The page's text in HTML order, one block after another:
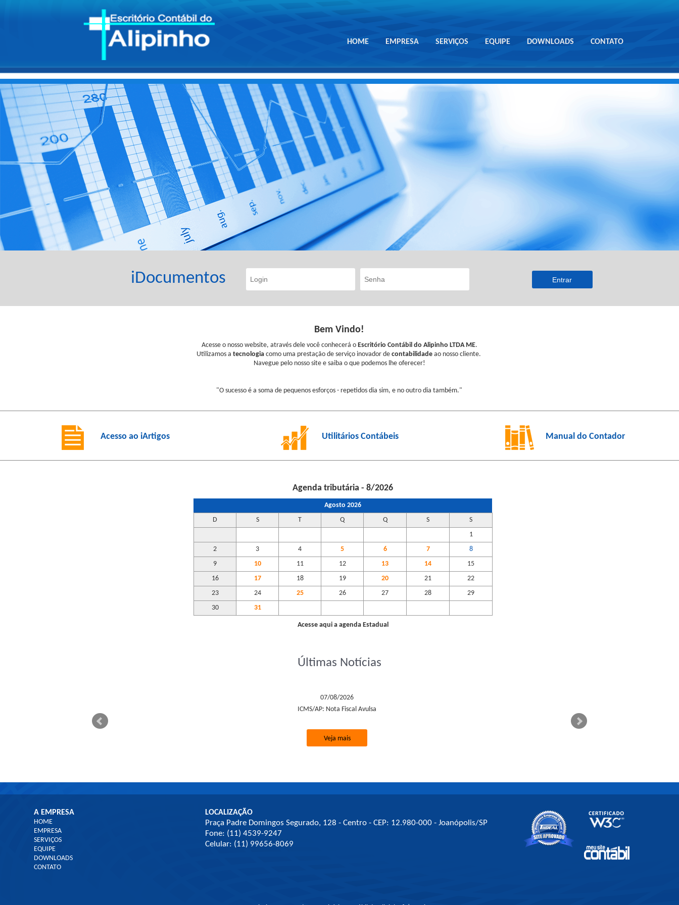
HOME EMPRESA SERVIÇOS EQUIPE DOWNLOADS CONTATO
iDocumentos Entrar
Bem Vindo!
Acesse o nosso website, através dele você conhecerá o Escritório Contábil do Alipinho LTDA ME.
Utilizamos a tecnologiacomo uma prestação de serviço inovador de contabilidadeao nosso cliente.
Navegue pelo nosso site e saiba o que podemos lhe oferecer!
"O sucesso é a soma de pequenos esforços - repetidos dia sim, e no outro dia também."
Acesso ao iArtigos Utilitários Contábeis Manual do Contador
Agenda tributária - 8/2026
Agosto 2026
D
S T Q Q S
S
1
2
3 4 5 6 7
8
9
10 11 12 13 14
15
16
17 18 19 20 21
22
23
24 25 26 27 28
29
30
31
Acesse aqui a agenda Estadual
Últimas Notícias
07/08/2026
ICMS/AP: Nota Fiscal Avulsa
Veja mais
A EMPRESA
HOME
EMPRESA
SERVIÇOS
EQUIPE
DOWNLOADS
CONTATO
LOCALIZAÇÃO
Praça Padre Domingos Segurado, 128 - Centro - CEP: 12.980-000 - Joanópolis/SP
Fone: (11) 4539-9247
Celular: (11) 99656-8069